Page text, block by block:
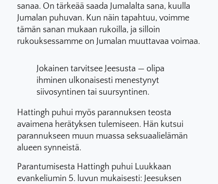
sanaa. On tärkeää saada Jumalalta sana, kuulla
Jumalan puhuvan. Kun näin tapahtuu, voimme
tämän sanan mukaan rukoilla, ja silloin
rukouksessamme on Jumalan muuttavaa voimaa.
Jokainen tarvitsee Jeesusta — olipa
ihminen ulkonaisesti menestynyt
siivosyntinen tai suursyntinen.
Hattingh puhui myös parannuksen teosta
avaimena herätyksen tulemiseen. Hän kutsui
parannukseen muun muassa seksuaalielämän
alueen synneistä.
Parantumisesta Hattingh puhui Luukkaan
evankeliumin 5. luvun mukaisesti: Jeesuksen